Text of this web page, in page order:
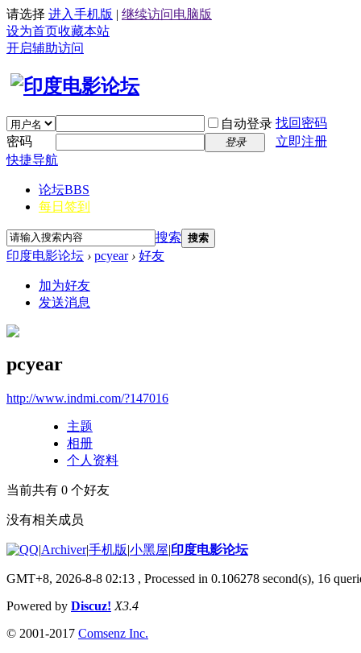
请选择 进入手机版 | 继续访问电脑版
设为首页收藏本站
开启辅助访问
自动登录 找回密码
密码
登录
立即注册
快捷导航
论坛BBS
每日签到
搜索 搜索
印度电影论坛 › pcyear › 好友
加为好友
发送消息
pcyear
http://www.indmi.com/?147016
主题
相册
个人资料
当前共有 0 个好友
没有相关成员
|Archiver|手机版|小黑屋|印度电影论坛
GMT+8, 2026-8-8 02:13 , Processed in 0.106278 second(s), 16
Powered by Discuz! X3.4
© 2001-2017 Comsenz Inc.